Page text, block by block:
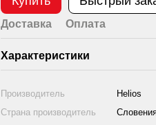
Доставка Оплата
Характеристики
Производитель
Helios
Страна производитель